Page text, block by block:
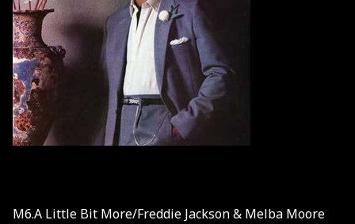
M6.A Little Bit More/Freddie Jackson & Melba Moore